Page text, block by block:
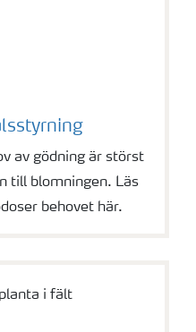
av gödning är störst
till blomningen. Läs
behovet här.